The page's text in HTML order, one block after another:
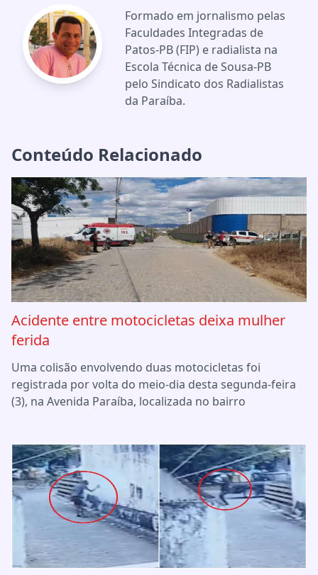
Formado em jornalismo pelas
Faculdades Integradas de
Patos-PB (FIP) e radialista na
Escola Técnica de Sousa-PB
pelo Sindicato dos Radialistas
da Paraíba.
Conteúdo Relacionado
Acidente entre motocicletas deixa mulher
ferida
Uma colisão envolvendo duas motocicletas foi
registrada por volta do meio-dia desta segunda-feira
(3), na Avenida Paraíba, localizada no bairro